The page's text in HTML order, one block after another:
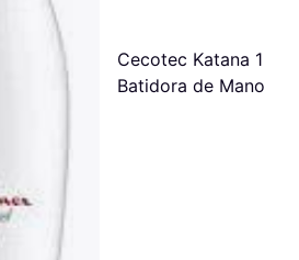
Cecotec Katana 12
Batidora de Mano